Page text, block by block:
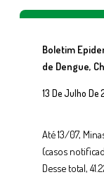
Boletim
de Dengue,
13 De Julho De
Até 13/07,
(casos
Desse total,